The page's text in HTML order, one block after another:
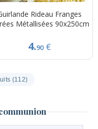
Rideau Franges
Métallisées 90x250cm
4.90 €
(112)